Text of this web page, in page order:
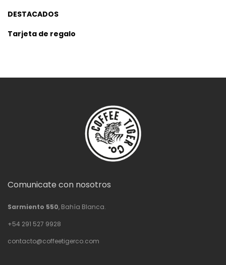
DESTACADOS
Tarjeta de regalo
Comunicate con nosotros
Sarmiento 550, Bahía Blanca.
+54 291 527 9928
contacto@coffeetigerco.com